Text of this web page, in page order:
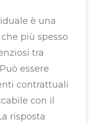
è una
più spesso
tra
essere
contrattuali
con il
risposta